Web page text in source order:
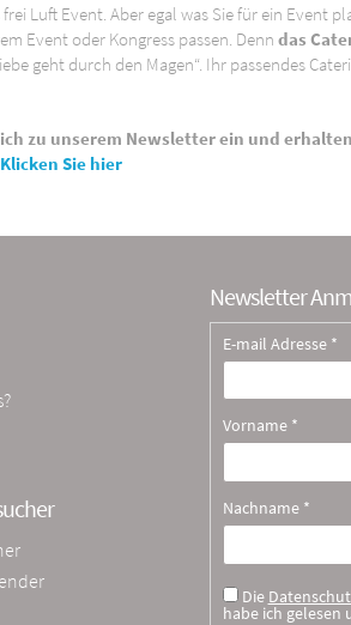
Luft Event. Aber egal was Sie für ein Event
Event oder Kongress passen. Denn das
geht durch den Magen“. Ihr passendes
zu unserem Newsletter ein und
Klicken Sie hier
Newsletter
E-mail Adresse *
Vorname *
Nachname *
Die
habe ich gelesen